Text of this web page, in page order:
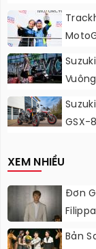
Lực
Sắc
GSX-
XEM NHIỀU
Đơn
Bản